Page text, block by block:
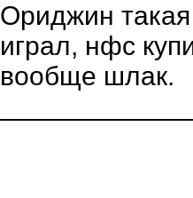
Ориджин такая
играл, нфс
вообще шлак.